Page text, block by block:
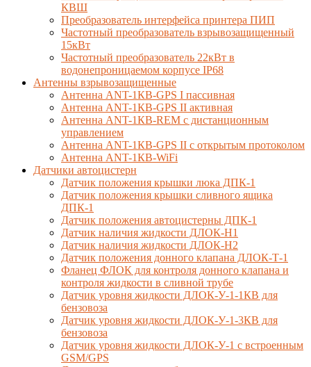
КВШ
Преобразователь интерфейса принтера ПИП
Частотный преобразователь взрывозащищенный
15кВт
Частотный преобразователь 22кВт в
водонепроницаемом корпусе IP68
Антенны взрывозащищенные
Антенна ANT-1КВ-GPS I пассивная
Антенна ANT-1КВ-GPS II активная
Антенна ANT-1КВ-REM c дистанционным
управлением
Антенна ANT-1КВ-GPS II с открытым протоколом
Антенна ANT-1КВ-WiFi
Датчики автоцистерн
Датчик положения крышки люка ДПК-1
Датчик положения крышки сливного ящика
ДПК-1
Датчик положения автоцистерны ДПК-1
Датчик наличия жидкости ДЛОК-Н1
Датчик наличия жидкости ДЛОК-Н2
Датчик положения донного клапана ДЛОК-Т-1
Фланец ФЛОК для контроля донного клапана и
контроля жидкости в сливной трубе
Датчик уровня жидкости ДЛОК-У-1-1КВ для
бензовоза
Датчик уровня жидкости ДЛОК-У-1-3КВ для
бензовоза
Датчик уровня жидкости ДЛОК-У-1 с встроенным
GSM/GPS